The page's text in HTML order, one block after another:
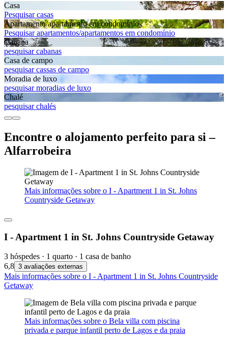
Casa
Pesquisar casas
Apartamento/apartamento em condomínio
Pesquisar apartamentos/apartamentos em condomínio
Cabana
pesquisar cabanas
Casa de campo
pesquisar cassas de campo
Moradia de luxo
pesquisar moradias de luxo
Chalé
pesquisar chalés
Encontre o alojamento perfeito para si –
Alfarrobeira
Mais informações sobre o I - Apartment 1 in St. Johns
Countryside Getaway
I - Apartment 1 in St. Johns Countryside Getaway
3 hóspedes · 1 quarto · 1 casa de banho
6,8 3 avaliações externas
Mais informações sobre o I - Apartment 1 in St. Johns Countryside
Getaway
Mais informações sobre o Bela villa com piscina
privada e parque infantil perto de Lagos e da praia